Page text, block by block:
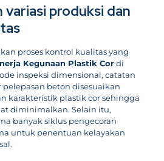
variasi produksi dan
proses kontrol kualitas yang
Kegunaan Plastik Cordi
inspeksi dimensional, catatan
beton disesuaikan
karakteristik plastik cor sehingga
diminimalkan. Selain itu,
banyak siklus pengecoran
untuk penentuan kelayakan